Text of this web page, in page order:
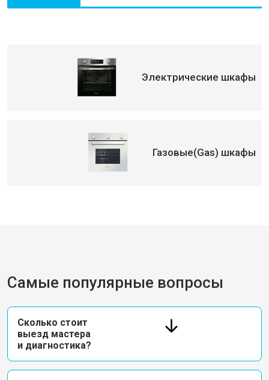
Электрические шкафы
Газовые(Gas) шкафы
Самые популярные вопросы
Сколько стоит
выезд мастера
и диагностика?